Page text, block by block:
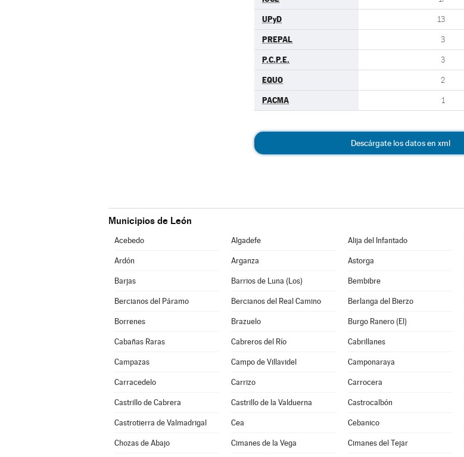
UPyD 13
PREPAL 3
P.C.P.E. 3
EQUO 2
PACMA 1
Descárgate los datos en xml
Municipios de León
Acebedo Algadefe Alija del Infantado
Ardón Arganza Astorga
Barjas Barrios de Luna (Los) Bembibre
Bercianos del Páramo Bercianos del Real Camino Berlanga del Bierzo
Borrenes Brazuelo Burgo Ranero (El)
Cabañas Raras Cabreros del Río Cabrillanes
Campazas Campo de Villavidel Camponaraya
Carracedelo Carrizo Carrocera
Castrillo de Cabrera Castrillo de la Valduerna Castrocalbón
Castrotierra de Valmadrigal Cea Cebanico
Chozas de Abajo Cimanes de la Vega Cimanes del Tejar